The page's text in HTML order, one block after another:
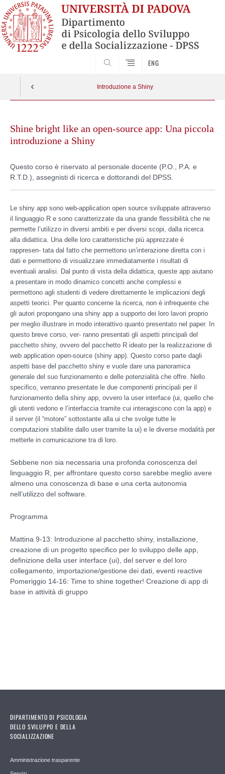
ENG
Introduzione a Shiny
contenuto
Shine bright like an open-source app: Una piccola
introduzione a Shiny
Questo corso è riservato al personale docente (P.O., P.A. e
R.T.D.), assegnisti di ricerca e dottorandi del DPSS.
Le shiny app sono web-application open source sviluppate attraverso
il linguaggio R e sono caratterizzate da una grande flessibilità che ne
permette l’utilizzo in diversi ambiti e per diversi scopi, dalla ricerca
alla didattica. Una delle loro caratteristiche più apprezzate è
rappresen- tata dal fatto che permettono un’interazione diretta con i
dati e permettono di visualizzare immediatamente i risultati di
eventuali analisi. Dal punto di vista della didattica, queste app aiutano
a presentare in modo dinamico concetti anche complessi e
permettono agli studenti di vedere direttamente le implicazioni degli
aspetti teorici. Per quanto concerne la ricerca, non è infrequente che
gli autori propongano una shiny app a supporto dei loro lavori proprio
per meglio illustrare in modo interattivo quanto presentato nel paper. In
questo breve corso, ver- ranno presentati gli aspetti principali del
pacchetto shiny, ovvero del pacchetto R ideato per la realizzazione di
web application open-source (shiny app). Questo corso parte dagli
aspetti base del pacchetto shiny e vuole dare una panoramica
generale del suo funzionamento e delle potenzialità che offre. Nello
specifico, verranno presentate le due componenti principali per il
funzionamento della shiny app, ovvero la user interface (ui, quello che
gli utenti vedono e l’interfaccia tramite cui interagiscono con la app) e
il server (il “motore” sottostante alla ui che svolge tutte le
computazioni stabilite dallo user tramite la ui) e le diverse modalità per
metterle in comunicazione tra di loro.
Sebbene non sia necessaria una profonda conoscenza del
linguaggio R, per affrontare questo corso sarebbe meglio avere
almeno una conoscenza di base e una certa autonomia
nell’utilizzo del software.
Programma
Mattina 9-13: Introduzione al pacchetto shiny, installazione,
creazione di un progetto specifico per lo sviluppo delle app,
definizione della user interface (ui), del server e del loro
collegamento, importazione/gestione dei dati, eventi reactive
Pomeriggio 14-16: Time to shine together! Creazione di app di
base in attività di gruppo
DIPARTIMENTO DI PSICOLOGIA
DELLO SVILUPPO E DELLA
SOCIALIZZAZIONE
Amministrazione trasparente